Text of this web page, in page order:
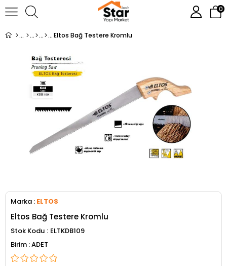
0
Eltos Bağ Testere Kromlu
Marka : ELTOS
Eltos Bağ Testere Kromlu
Stok Kodu
ELTKDB109
ADET